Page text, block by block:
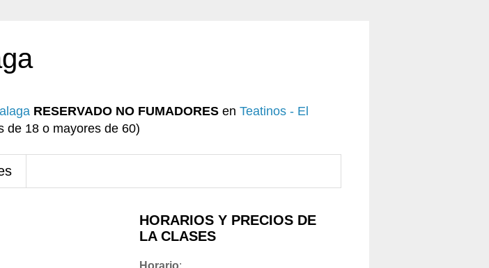
RESERVADO NO FUMADORES en Teatinos - El
de 18 o mayores de 60)
HORARIOS Y PRECIOS DE
LA CLASES
Horario: